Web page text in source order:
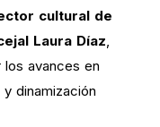
cultural de
Laura Díaz,
avances en
dinamización